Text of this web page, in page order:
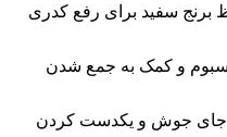
برنج سفید برای رفع کدری
و کمک به جمع شدن
جوش و یکدست کردن